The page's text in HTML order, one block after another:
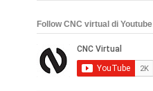
Follow CNC virtual di Youtube